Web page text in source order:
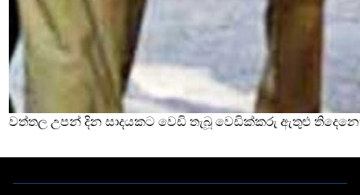
වත්තල උපන් දින සාදයකට වෙඩි තැබූ වෙඩික්කරු ඇතුළු